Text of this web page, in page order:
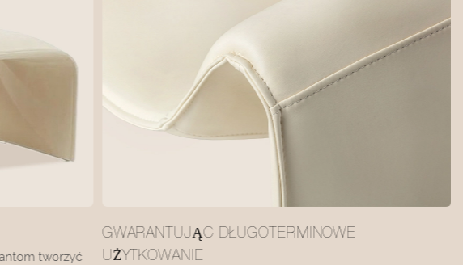
tworzyć
GWARANTUJĄC DŁUGOTERMINOWE
UŻYTKOWANIE